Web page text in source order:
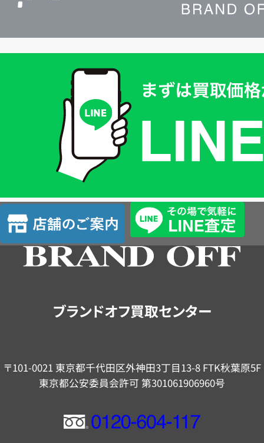
査
定
店
舗
の
ブランドオフ買取センター
〒101-0021 東京都千代田区外神田3丁目13-8 FTK秋葉原5F
東京都公安委員会許可 第301061906960号
フ